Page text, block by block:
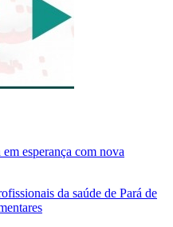
esperança com nova
da saúde de Pará de